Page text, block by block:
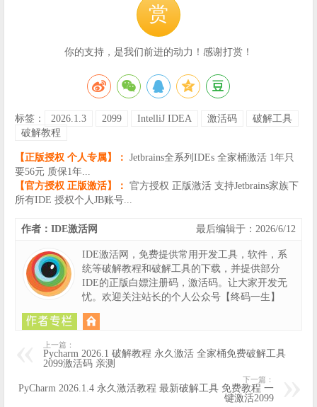
赏
你的支持，是我们前进的动力！感谢打赏！
标签： 2026.1.3 2099 IntelliJ IDEA 激活码
破解工具
破解教程
【正版授权 个人专属】： Jetbrains全系列IDEs 全家桶激活 1年只
要56元 质保1年...
【官方授权 正版激活】： 官方授权 正版激活 支持Jetbrains家族下
所有IDE 授权个人JB账号...
最后编辑于：2026/6/12
作者：IDE激活网
IDE激活网，免费提供常用开发工具，软件，系
统等破解教程和破解工具的下载，并提供部分
IDE的正版白嫖注册码，激活码。让大家开发无
忧。欢迎关注站长的个人公众号【终码一生】
上一篇：
Pycharm 2026.1 破解教程 永久激活 全家桶免费破解工具
2099激活码 亲测
下一篇：
PyCharm 2026.1.4 永久激活教程 最新破解工具 免费教程 一
键激活2099